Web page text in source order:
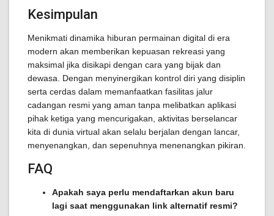
Kesimpulan
Menikmati dinamika hiburan permainan digital di era
modern akan memberikan kepuasan rekreasi yang
maksimal jika disikapi dengan cara yang bijak dan
dewasa. Dengan menyinergikan kontrol diri yang disiplin
serta cerdas dalam memanfaatkan fasilitas jalur
cadangan resmi yang aman tanpa melibatkan aplikasi
pihak ketiga yang mencurigakan, aktivitas berselancar
kita di dunia virtual akan selalu berjalan dengan lancar,
menyenangkan, dan sepenuhnya menenangkan pikiran.
FAQ
Apakah saya perlu mendaftarkan akun baru
lagi saat menggunakan link alternatif resmi?